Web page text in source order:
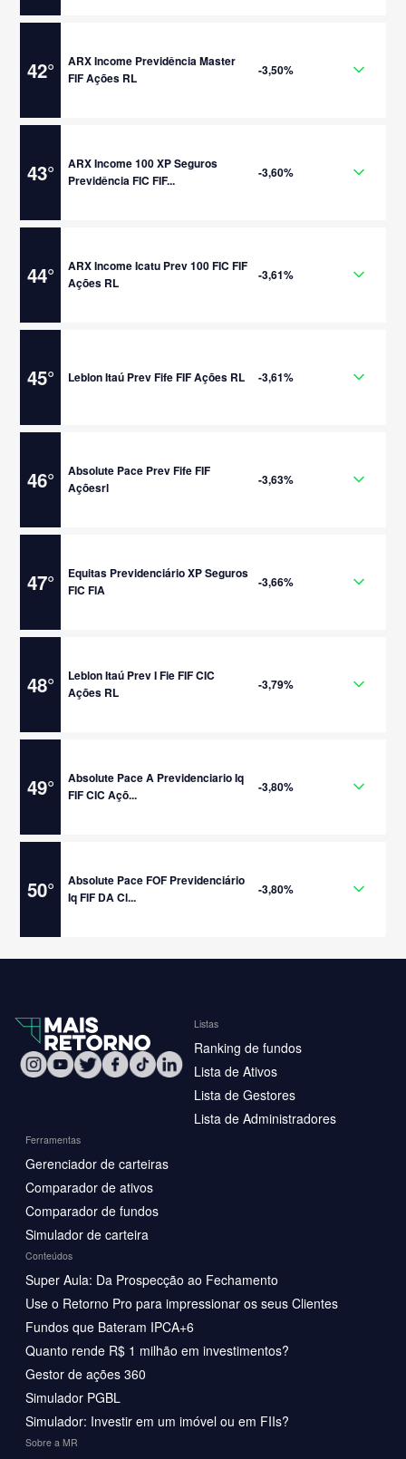
42°
ARX Income Previdência Master
FIF Ações RL
-3,50%
43°
ARX Income 100 XP Seguros
Previdência FIC FIF...
-3,60%
44°
ARX Income Icatu Prev 100 FIC FIF
Ações RL
-3,61%
45° Leblon Itaú Prev Fife FIF Ações RL -3,61%
46°
Absolute Pace Prev Fife FIF
Açõesrl
-3,63%
47°
Equitas Previdenciário XP Seguros
FIC FIA
-3,66%
48°
Leblon Itaú Prev I Fie FIF CIC
Ações RL
-3,79%
49°
Absolute Pace A Previdenciario Iq
FIF CIC Açõ...
-3,80%
50°
Absolute Pace FOF Previdenciário
Iq FIF DA Cl...
-3,80%
Listas
Ranking de fundos
Lista de Ativos
Lista de Gestores
Lista de Administradores
Ferramentas
Gerenciador de carteiras
Comparador de ativos
Comparador de fundos
Simulador de carteira
Conteúdos
Super Aula: Da Prospecção ao Fechamento
Use o Retorno Pro para impressionar os seus Clientes
Fundos que Bateram IPCA+6
Quanto rende R$ 1 milhão em investimentos?
Gestor de ações 360
Simulador PGBL
Simulador: Investir em um imóvel ou em FIIs?
Sobre a MR